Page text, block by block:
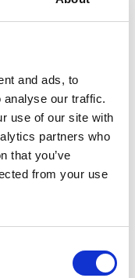
and ads, to
analyse our traffic.
use of our site with
partners who
that you’ve
from your use
coulissante 4
Solide 4x10
€1.278,74